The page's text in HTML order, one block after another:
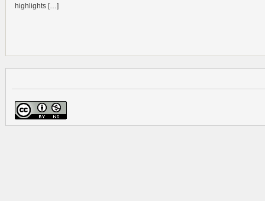
highlights […]